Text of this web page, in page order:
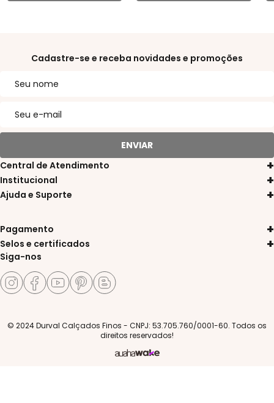
Cadastre-se e receba novidades e promoções
ENVIAR
Central de Atendimento
11 3311-8080
11 97572-0836
Atendimento de Seg. a Sex. das 9h às 17h
Institucional
Sobre a Durval
Portal de Pedidos
Nossas Lojas
Ajuda e Suporte
Entrega
Pagamentos
Central de Atendimento
Pagamento
Selos e certificados
Siga-nos
© 2024 Durval Calçados Finos - CNPJ: 53.705.760/0001-60. Todos os
direitos reservados!